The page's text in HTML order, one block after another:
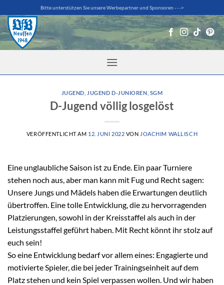
Inhalt
springen
Bitte unterstützen Sie unsere Werbepartner und Sponsoren - - ->
JUGEND JUGEND D-JUNIOREN SGM
D-Jugend völlig losgelöst
VERÖFFENTLICHT AM 12. JUNI 2022 VON JOACHIM WALLISCH
Eine unglaubliche Saison ist zu Ende. Ein paar Turniere
stehen noch aus, aber man kann mit Fug und Recht sagen:
Unsere Jungs und Mädels haben die Erwartungen deutlich
übertroffen. Eine tolle Entwicklung, die zu hervorragenden
Platzierungen, sowohl in der Kreisstaffel als auch in der
Leistungsstaffel geführt haben. Mit Recht könnt ihr stolz auf
euch sein!
So eine Entwicklung bedarf vor allem eines: Engagierte und
motivierte Spieler, die bei jeder Trainingseinheit auf dem
Platz stehen und kein Spiel verpassen wollen. Und wir haben